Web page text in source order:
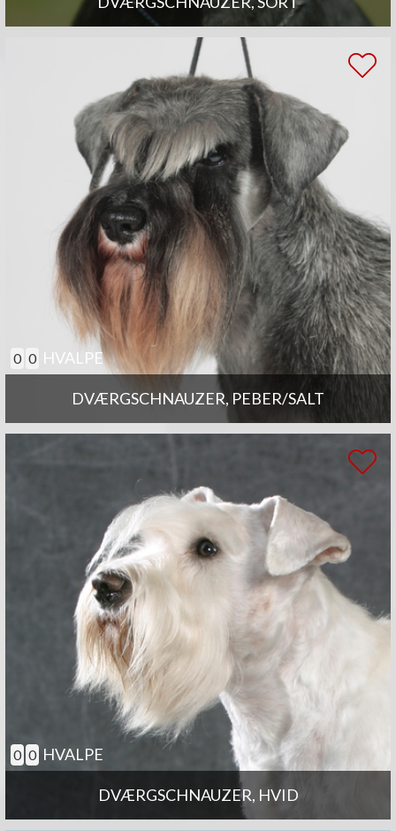
DVÆRGSCHNAUZER, PEBER/SALT
0 0 HVALPE
DVÆRGSCHNAUZER, HVID
0 0 HVALPE